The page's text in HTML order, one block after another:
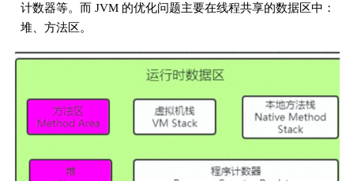
计数器等。而 JVM 的优化问题主要在线程共享的数据区中：
堆、方法区。